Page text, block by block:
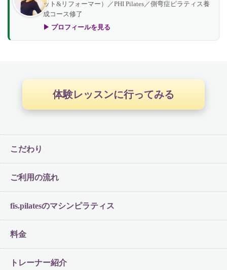
ット&リフォーマー）／PHI Pilates／側弯症ピラティス養
成コース修了
▶ プロフィールを見る
体験レッスンに行ってみる
こだわり
ご利用の流れ
fis.pilatesのマシンピラティス
料金
トレーナー紹介